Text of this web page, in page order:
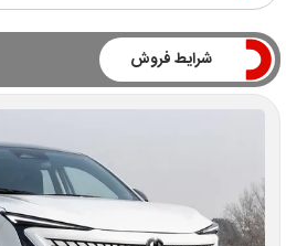
شرایط فروش